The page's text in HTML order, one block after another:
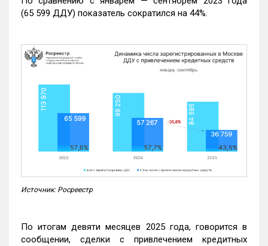
(65 599 ДДУ) показатель сократился на 44%.
Источник: Росреестр
По итогам девяти месяцев 2025 года, говорится в
сообщении, сделки с привлечением кредитных